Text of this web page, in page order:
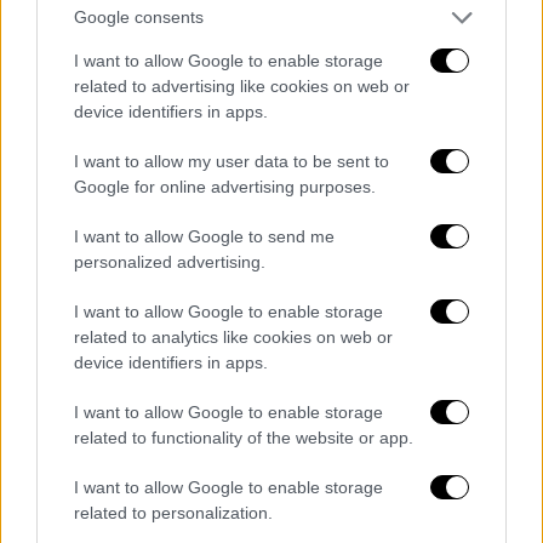
Google consents
I want to allow Google to enable storage
related to advertising like cookies on web or
device identifiers in apps.
I want to allow my user data to be sent to
Google for online advertising purposes.
I want to allow Google to send me
personalized advertising.
I want to allow Google to enable storage
related to analytics like cookies on web or
device identifiers in apps.
I want to allow Google to enable storage
related to functionality of the website or app.
I want to allow Google to enable storage
related to personalization.
μυαλόμου».
«Εγώ βλέπω ότιξαφνικά έχει μετατοπιστεί
η κοινή γνώμηγια ένα αδίκημα που είναι η
επαναλαμβάνω και έχουμε αφήσει εκτός τα
άτομα που ψάχνουμε να δούμε όλοι μας ποια
είναι» συμπλήρωσε.
την 12χρονη για το Μίχο
Σοκαριστικά είναι τα όσα περιέγραψε το
12χρονο παιδί στην ειδικό τηςαστυνομίας
μια μέρα πρινσυλληφθείη μητέρα του
Το παιδί είπε στην ψυχολόγο ότι ο